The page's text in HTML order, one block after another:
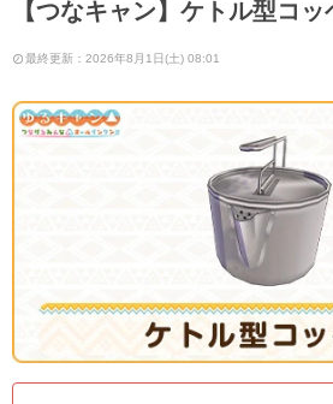
【つなキャン】ケトル型コッ
最終更新：2026年8月1日(土) 08:01